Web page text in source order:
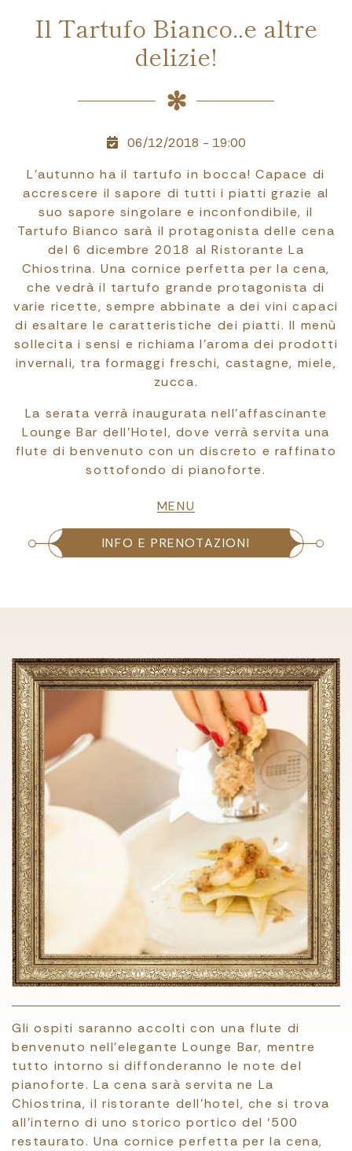
Il Tartufo Bianco..e altre
delizie!
06/12/2018 - 19:00
L’autunno ha il tartufo in bocca! Capace di
accrescere il sapore di tutti i piatti grazie al
suo sapore singolare e inconfondibile, il
Tartufo Bianco sarà il protagonista delle cena
del 6 dicembre 2018 al Ristorante La
Chiostrina. Una cornice perfetta per la cena,
che vedrà il tartufo grande protagonista di
varie ricette, sempre abbinate a dei vini capaci
di esaltare le caratteristiche dei piatti. Il menù
sollecita i sensi e richiama l’aroma dei prodotti
invernali, tra formaggi freschi, castagne, miele,
zucca.
La serata verrà inaugurata nell'affascinante
Lounge Bar dell'Hotel, dove verrà servita una
flute di benvenuto con un discreto e raffinato
sottofondo di pianoforte.
MENU
INFO E PRENOTAZIONI
Gli ospiti saranno accolti con una flute di
benvenuto nell’elegante Lounge Bar, mentre
tutto intorno si diffonderanno le note del
pianoforte. La cena sarà servita ne La
Chiostrina, il ristorante dell’hotel, che si trova
all’interno di uno storico portico del ‘500
restaurato. Una cornice perfetta per la cena,